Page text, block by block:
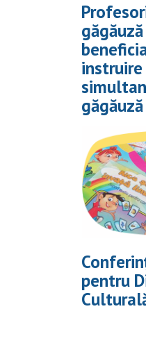
găgăuză
pentru